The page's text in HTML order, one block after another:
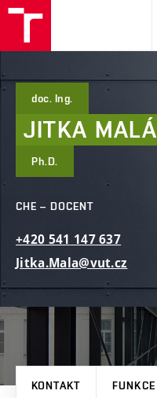
Brno
doc. Ing.
JITKA MALÁ
Ph.D.
CHE – DOCENT
+420 541 147637
Jitka.Mala@vut.cz
KONTAKT FUNKCE